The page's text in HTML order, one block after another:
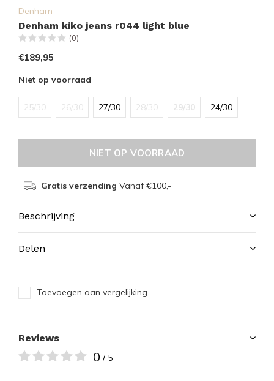
Denham
Denham kiko jeans r044 light blue
(0)
€189,95
Niet op voorraad
25/30 26/30 27/30 28/30 29/30 24/30
NIET OP VOORRAAD
Gratis verzending Vanaf €100,-
Beschrijving
Delen
Toevoegen aan vergelijking
Reviews
0 / 5